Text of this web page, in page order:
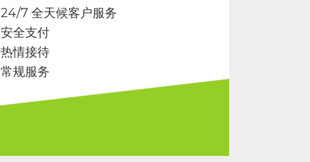
24/7 全天候客户服务
安全支付
热情接待
常规服务